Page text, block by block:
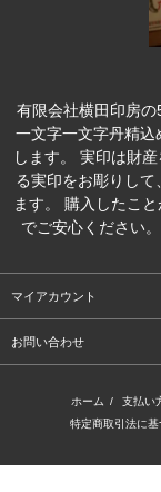
有限会社横田印房
一文字一文字丹精込
します。 実印は財
る実印をお彫りし
ます。 購入したこ
でご安心ください
マイアカウント
お問い合わせ
ホーム / 支払い
特定商取引法に